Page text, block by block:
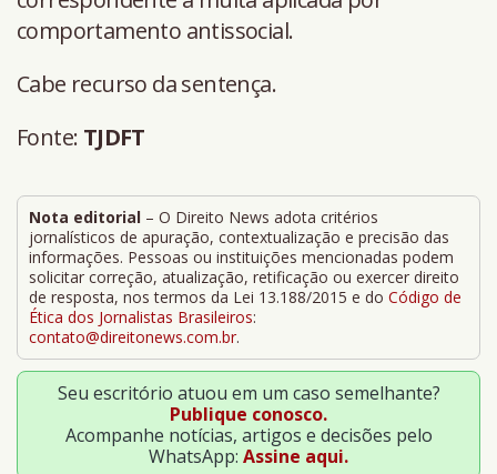
comportamento antissocial.
Cabe recurso da sentença.
Fonte: TJDFT
Nota editorial – O Direito News adota critérios
jornalísticos de apuração, contextualização e precisão das
informações. Pessoas ou instituições mencionadas podem
solicitar correção, atualização, retificação ou exercer direito
de resposta, nos termos da Lei 13.188/2015 e do Código de
Ética dos Jornalistas Brasileiros:
contato@direitonews.com.br.
Seu escritório atuou em um caso semelhante?
Publique conosco.
Acompanhe notícias, artigos e decisões pelo
WhatsApp: Assine aqui.